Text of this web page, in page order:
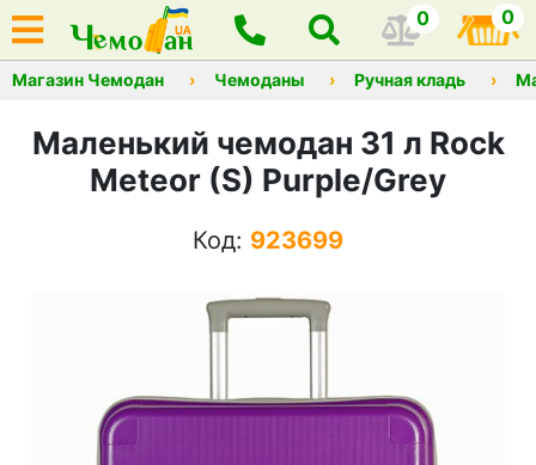
0 0
Магазин Чемодан Чемоданы Ручная кладь
Маленький чемодан 31 л Rock
Meteor (S) Purple/Grey
Код: 923699